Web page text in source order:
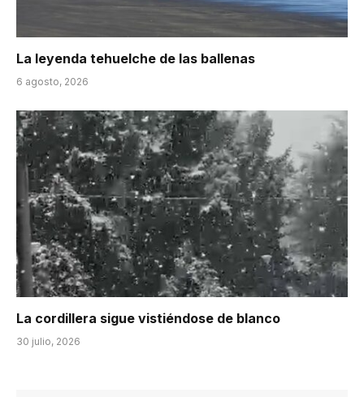
La leyenda tehuelche de las ballenas
6 agosto, 2026
La cordillera sigue vistiéndose de blanco
30 julio, 2026